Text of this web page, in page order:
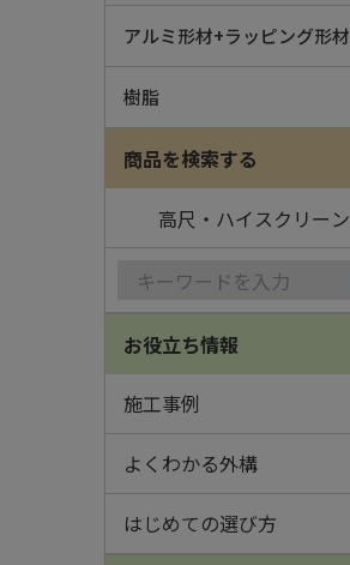
アルミ形材+ラッピング形材
樹脂
商品を検索する
お役立ち情報
施工事例
よくわかる外構
はじめての選び方